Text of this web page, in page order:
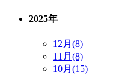
2025年
12月(8)
11月(8)
10月(15)